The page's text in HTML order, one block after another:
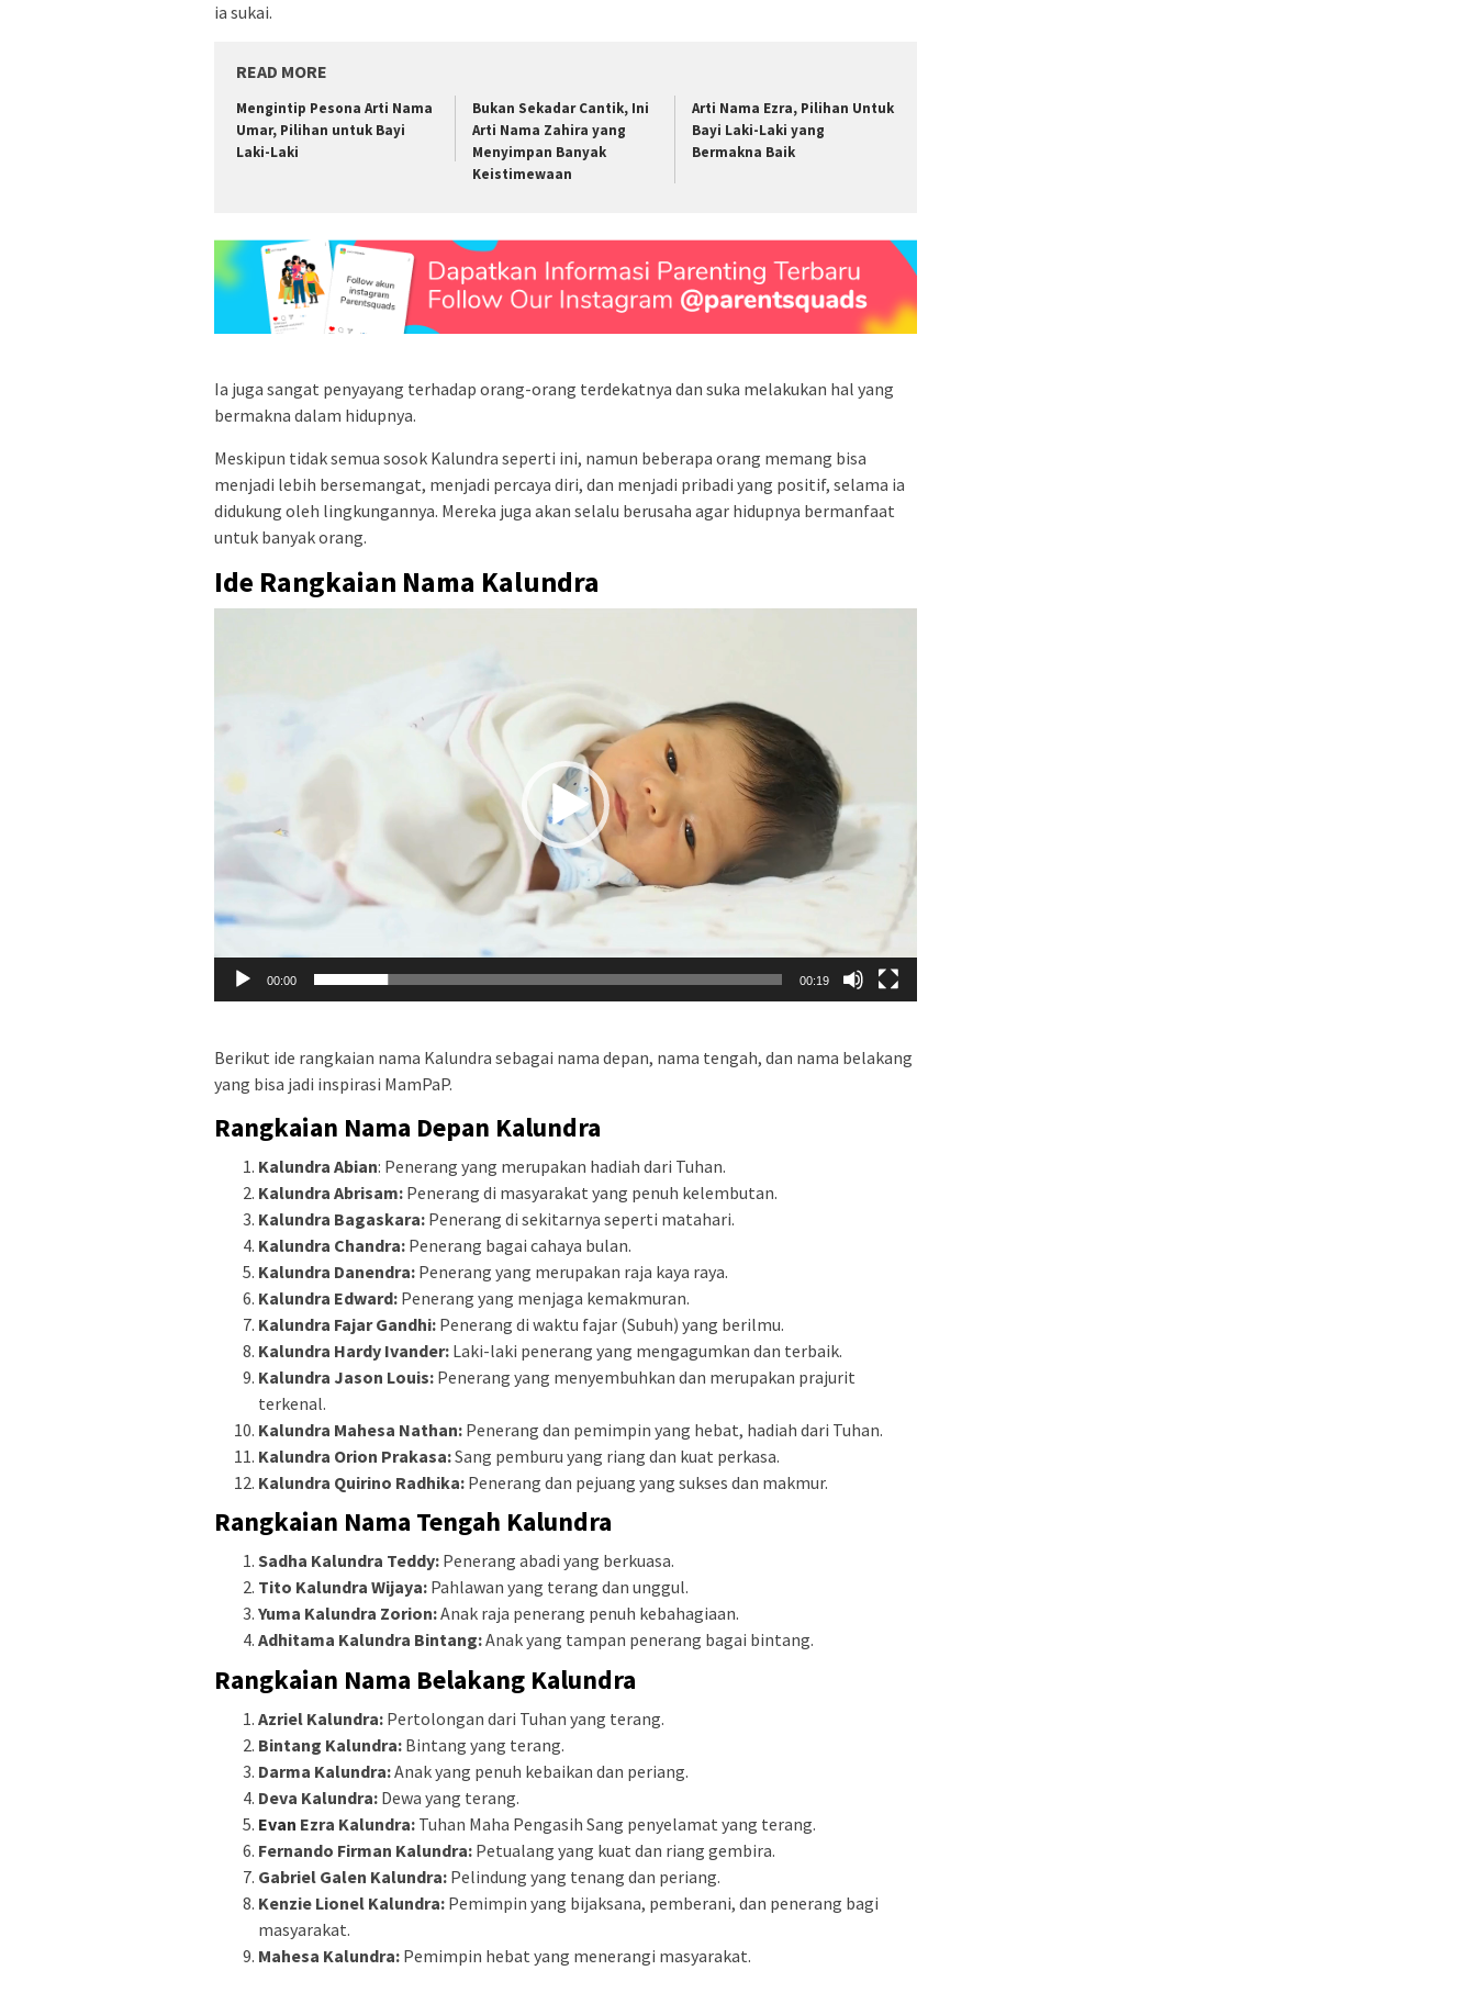
ia sukai.
READ MORE
Mengintip Pesona Arti Nama
Umar, Pilihan untuk Bayi
Laki-Laki
Bukan Sekadar Cantik, Ini
Arti Nama Zahira yang
Menyimpan Banyak
Keistimewaan
Arti Nama Ezra, Pilihan Untuk
Bayi Laki-Laki yang
Bermakna Baik
Ia juga sangat penyayang terhadap orang-orang terdekatnya dan suka melakukan hal yang
bermakna dalam hidupnya.
Meskipun tidak semua sosok Kalundra seperti ini, namun beberapa orang memang bisa
menjadi lebih bersemangat, menjadi percaya diri, dan menjadi pribadi yang positif, selama ia
didukung oleh lingkungannya. Mereka juga akan selalu berusaha agar hidupnya bermanfaat
untuk banyak orang.
Ide Rangkaian Nama Kalundra
00:00 00:19
Berikut ide rangkaian nama Kalundra sebagai nama depan, nama tengah, dan nama belakang
yang bisa jadi inspirasi MamPaP.
Rangkaian Nama Depan Kalundra
Kalundra Abian: Penerang yang merupakan hadiah dari Tuhan.
Kalundra Abrisam: Penerang di masyarakat yang penuh kelembutan.
Kalundra Bagaskara: Penerang di sekitarnya seperti matahari.
Kalundra Chandra: Penerang bagai cahaya bulan.
Kalundra Danendra: Penerang yang merupakan raja kaya raya.
Kalundra Edward: Penerang yang menjaga kemakmuran.
Kalundra Fajar Gandhi: Penerang di waktu fajar (Subuh) yang berilmu.
Kalundra Hardy Ivander: Laki-laki penerang yang mengagumkan dan terbaik.
Kalundra Jason Louis: Penerang yang menyembuhkan dan merupakan prajurit
terkenal.
Kalundra Mahesa Nathan: Penerang dan pemimpin yang hebat, hadiah dari Tuhan.
Kalundra Orion Prakasa:Sang pemburu yang riang dan kuat perkasa.
Kalundra Quirino Radhika: Penerang dan pejuang yang sukses dan makmur.
Rangkaian Nama Tengah Kalundra
Sadha Kalundra Teddy: Penerang abadi yang berkuasa.
Tito Kalundra Wijaya: Pahlawan yang terang dan unggul.
Yuma Kalundra Zorion:Anak raja penerang penuh kebahagiaan.
Adhitama Kalundra Bintang:Anak yang tampan penerang bagai bintang.
Rangkaian Nama Belakang Kalundra
Azriel Kalundra: Pertolongan dari Tuhan yang terang.
Bintang Kalundra: Bintang yang terang.
Darma Kalundra:Anak yang penuh kebaikan dan periang.
Deva Kalundra: Dewa yang terang.
Evan Ezra Kalundra: Tuhan Maha Pengasih Sang penyelamat yang terang.
Fernando Firman Kalundra: Petualang yang kuat dan riang gembira.
Gabriel Galen Kalundra: Pelindung yang tenang dan periang.
Kenzie Lionel Kalundra: Pemimpin yang bijaksana, pemberani, dan penerang bagi
masyarakat.
Mahesa Kalundra: Pemimpin hebat yang menerangi masyarakat.